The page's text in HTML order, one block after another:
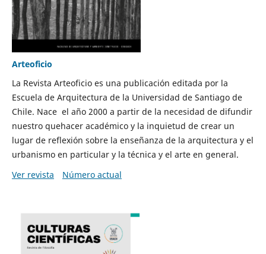
Arteoficio
La Revista Arteoficio es una publicación editada por la
Escuela de Arquitectura de la Universidad de Santiago de
Chile. Nace el año 2000 a partir de la necesidad de difundir
nuestro quehacer académico y la inquietud de crear un
lugar de reflexión sobre la enseñanza de la arquitectura y el
urbanismo en particular y la técnica y el arte en general.
Ver revista
Número actual